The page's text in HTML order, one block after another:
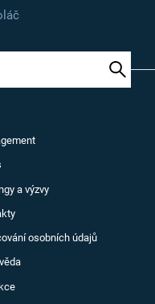
a výzvy
osobních údajů